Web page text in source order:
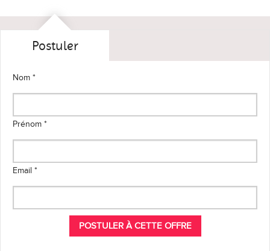
Postuler
Nom *
Prénom *
Email *